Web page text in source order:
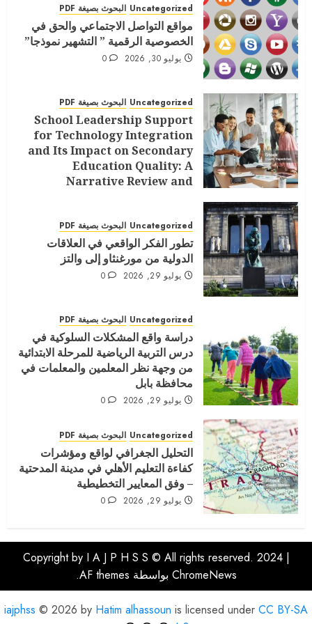
Uncategorized البحوث بصيغة PDF
مواقع التواصل الاجتماعي والحق في
الخصوصية الرقمية ” التشهير نموذجا”
يوليو 30, 2026 0
Uncategorized البحوث بصيغة PDF
School Leadership Support
for Technology Integration
and Its Impact on Secondary
Education Quality: A
Narrative Review and
Uncategorized البحوث بصيغة PDF
تطور الفكر الواقعي في العلاقات
الدولية من مورغنثاو إلى والتز
يوليو 29, 2026 0
Uncategorized البحوث بصيغة PDF
دراسة واقع المشكلات السلوكية في
درس التربية الرياضية للمرحلة الابتدائية
من وجهة نظر المعلمين والمعلمات في
محافظة بابل
يوليو 29, 2026 0
Uncategorized البحوث بصيغة PDF
التحليل الجغرافي لواقع ومؤشرات
كفاءة التعليم الأهلي في مدينة المدحتية
– وفق المعايير التخطيطية
يوليو 29, 2026 0
Copyright by I A J P H S S © All rights reserved. 2024 |
ChromeNews بواسطة AF themes.
iajphss © 2026 by Hatim alhassoun is licensed under CC BY-SA